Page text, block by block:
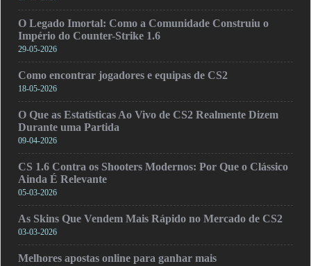
O Legado Imortal: Como a Comunidade Construiu o
Império do Counter-Strike 1.6
29-05-2026
Como encontrar jogadores e equipas de CS2
18-05-2026
O Que as Estatísticas Ao Vivo de CS2 Realmente Dizem
Durante uma Partida
09-04-2026
CS 1.6 Contra os Shooters Modernos: Por Que o Clássico
Ainda É Relevante
05-03-2026
As Skins Que Vendem Mais Rápido no Mercado de CS2
03-03-2026
Melhores apostas online para ganhar mais